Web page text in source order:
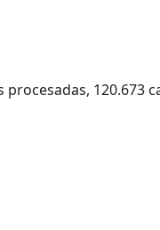
procesadas, 120.673